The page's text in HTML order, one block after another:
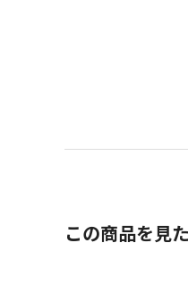
この商品を見